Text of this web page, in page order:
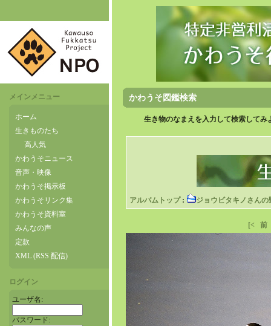
メインメニュー
ホーム
生きものたち
高人気
かわうそニュース
音声・映像
かわうそ掲示板
かわうそリンク集
かわうそ資料室
みんなの声
定款
XML (RSS 配信)
ログイン
ユーザ名:
パスワード:
かわうそ図鑑検索
生き物のなまえを入力して検索して
アルバムトップ: ジョウビタキノさんの
[< 前